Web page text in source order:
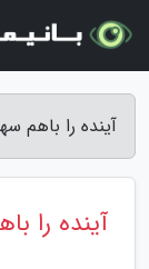
آینده را باهم
آینده را